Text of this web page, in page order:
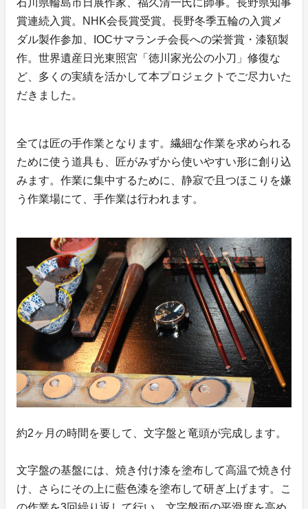
石川県輪島市日展作家、福久清一氏に師事。長野県知事
賞連続入賞。NHK会長賞受賞。長野冬季五輪の入賞メ
ダル製作参加、IOCサマランチ会長への栄誉賞・漆額製
作。世界遺産日光東照宮「徳川家光公の小刀」修復な
ど、多くの実績を活かして本プロジェクトでご尽力いた
だきました。
全ては匠の手作業となります。繊細な作業を求められる
ために使う道具も、匠がみずから使いやすい形に創り込
みます。作業に集中するために、静寂で且つほこりを嫌
う作業場にて、手作業は行われます。
約2ヶ月の時間を要して、文字盤と竜頭が完成します。
文字盤の基盤には、焼き付け漆を塗布して高温で焼き付
け、さらにその上に藍色漆を塗布して研ぎ上げます。こ